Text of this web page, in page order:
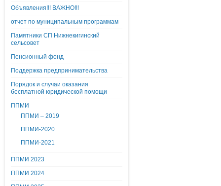
Объявления!!! ВАЖНО!!!
отчет по муниципальным программам
Памятники СП Нижнекигинский
сельсовет
Пенсионный фонд
Поддержка предпринимательства
Порядок и случаи оказания
бесплатной юридической помощи
ППМИ
ППМИ – 2019
ППМИ-2020
ППМИ-2021
ППМИ 2023
ППМИ 2024